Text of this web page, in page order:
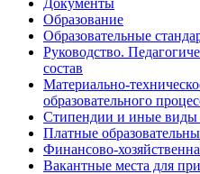
Документы
Образование
Образовательные
Руководство.
состав
Материально-
образовательного
Стипендии и иные виды
Платные
Финансово-
Вакантные места для